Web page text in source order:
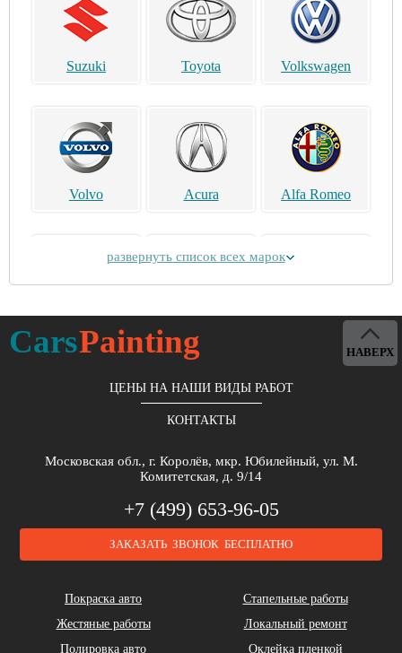
Suzuki Toyota Volkswagen
Volvo Acura Alfa Romeo
развернуть список всех марок
CarsPainting
ЦЕНЫ НА НАШИ ВИДЫ РАБОТ
КОНТАКТЫ
Московская обл., г. Королёв, мкр. Юбилейный, ул. М.
Комитетская, д. 9/14
+7 (499) 653-96-05
ЗАКАЗАТЬ ЗВОНОК БЕСПЛАТНО
Покраска авто
Стапельные работы
Жестяные работы
Локальный ремонт
Полировка авто
Оклейка пленкой
НАВЕРХ